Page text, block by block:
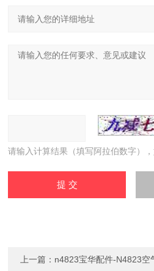
请输入计算结果（填写阿拉伯数字）
上一篇： n4823宝华配件-N4823空